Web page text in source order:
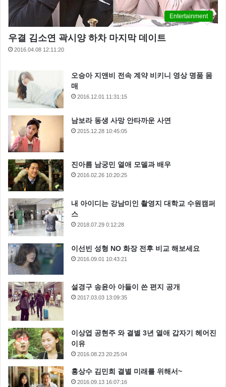
Entertainment
우결 김소연 곽시양 하차 마지막 데이트
2016.04.08 12:11:20
오승아 지앤비 전속 계약 비키니 영상 명품 몸
매
2016.12.01 11:31:15
남보라 동생 사망 안타까운 사연
2015.12.28 10:45:05
진아름 남궁민 열애 모델과 배우
2016.02.26 10:20:25
내 아이디는 강남미인 촬영지 대학교 수원캠퍼
스
2018.07.29 0:12:28
이선빈 성형 NO 화장 전후 비교 해보세요
2016.09.01 10:43:21
설경구 송윤아 아들이 쓴 편지 공개
2017.03.03 13:09:35
이상엽 공현주 와 결별 3년 열애 갑자기 헤어진
이유
2016.08.23 20:25:04
홍상수 김민희 결별 미래를 위해서~
2016.09.13 16:07:16